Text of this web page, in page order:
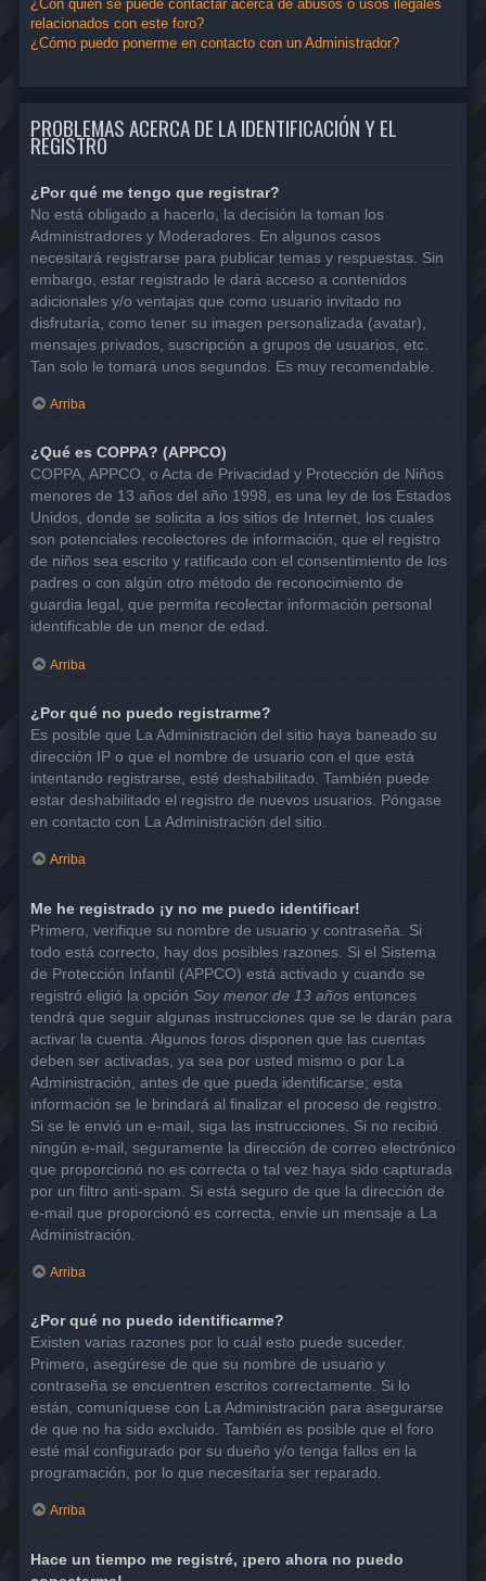
¿Con quién se puede contactar acerca de abusos o usos ilegales
relacionados con este foro?
¿Cómo puedo ponerme en contacto con un Administrador?
PROBLEMAS ACERCA DE LA IDENTIFICACIÓN Y EL
REGISTRO
¿Por qué me tengo que registrar?
No está obligado a hacerlo, la decisión la toman los
Administradores y Moderadores. En algunos casos
necesitará registrarse para publicar temas y respuestas. Sin
embargo, estar registrado le dará acceso a contenidos
adicionales y/o ventajas que como usuario invitado no
disfrutaría, como tener su imagen personalizada (avatar),
mensajes privados, suscripción a grupos de usuarios, etc.
Tan solo le tomará unos segundos. Es muy recomendable.
Arriba
¿Qué es COPPA? (APPCO)
COPPA, APPCO, o Acta de Privacidad y Protección de Niños
menores de 13 años del año 1998, es una ley de los Estados
Unidos, donde se solicita a los sitios de Internet, los cuales
son potenciales recolectores de información, que el registro
de niños sea escrito y ratificado con el consentimiento de los
padres o con algún otro método de reconocimiento de
guardia legal, que permita recolectar información personal
identificable de un menor de edad.
Arriba
¿Por qué no puedo registrarme?
Es posible que La Administración del sitio haya baneado su
dirección IP o que el nombre de usuario con el que está
intentando registrarse, esté deshabilitado. También puede
estar deshabilitado el registro de nuevos usuarios. Póngase
en contacto con La Administración del sitio.
Arriba
Me he registrado ¡y no me puedo identificar!
Primero, verifique su nombre de usuario y contraseña. Si
todo está correcto, hay dos posibles razones. Si el Sistema
de Protección Infantil (APPCO) está activado y cuando se
registró eligió la opción Soy menor de 13 años entonces
tendrá que seguir algunas instrucciones que se le darán para
activar la cuenta. Algunos foros disponen que las cuentas
deben ser activadas, ya sea por usted mismo o por La
Administración, antes de que pueda identificarse; esta
información se le brindará al finalizar el proceso de registro.
Si se le envió un e-mail, siga las instrucciones. Si no recibió
ningún e-mail, seguramente la dirección de correo electrónico
que proporcionó no es correcta o tal vez haya sido capturada
por un filtro anti-spam. Si está seguro de que la dirección de
e-mail que proporcionó es correcta, envíe un mensaje a La
Administración.
Arriba
¿Por qué no puedo identificarme?
Existen varias razones por lo cuál esto puede suceder.
Primero, asegúrese de que su nombre de usuario y
contraseña se encuentren escritos correctamente. Si lo
están, comuníquese con La Administración para asegurarse
de que no ha sido excluido. También es posible que el foro
esté mal configurado por su dueño y/o tenga fallos en la
programación, por lo que necesitaría ser reparado.
Arriba
Hace un tiempo me registré, ¡pero ahora no puedo